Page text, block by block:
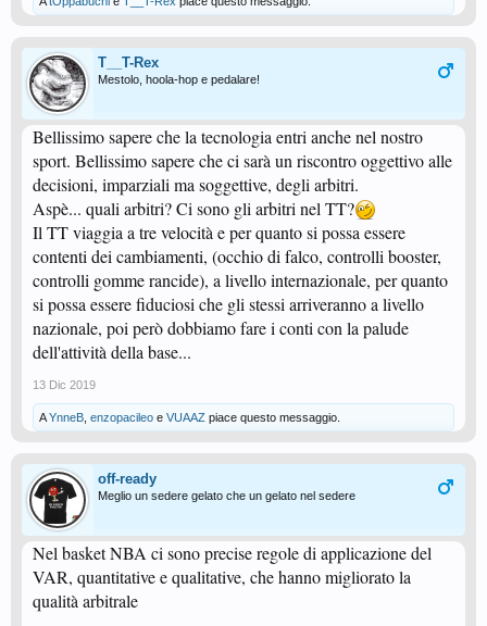
T__T-Rex
Mestolo, hoola-hop e pedalare!
Bellissimo sapere che la tecnologia entri anche nel nostro
sport. Bellissimo sapere che ci sarà un riscontro oggettivo alle
decisioni, imparziali ma soggettive, degli arbitri.
Aspè... quali arbitri? Ci sono gli arbitri nel TT?
Il TT viaggia a tre velocità e per quanto si possa essere
contenti dei cambiamenti, (occhio di falco, controlli booster,
controlli gomme rancide), a livello internazionale, per quanto
si possa essere fiduciosi che gli stessi arriveranno a livello
nazionale, poi però dobbiamo fare i conti con la palude
dell'attività della base...
13 Dic 2019
AYnneB enzopacileo e VUAAZ piace questo messaggio.
off-ready
Meglio un sedere gelato che un gelato nel sedere
Nel basket NBA ci sono precise regole di applicazione del
VAR, quantitative e qualitative, che hanno migliorato la
qualità arbitrale